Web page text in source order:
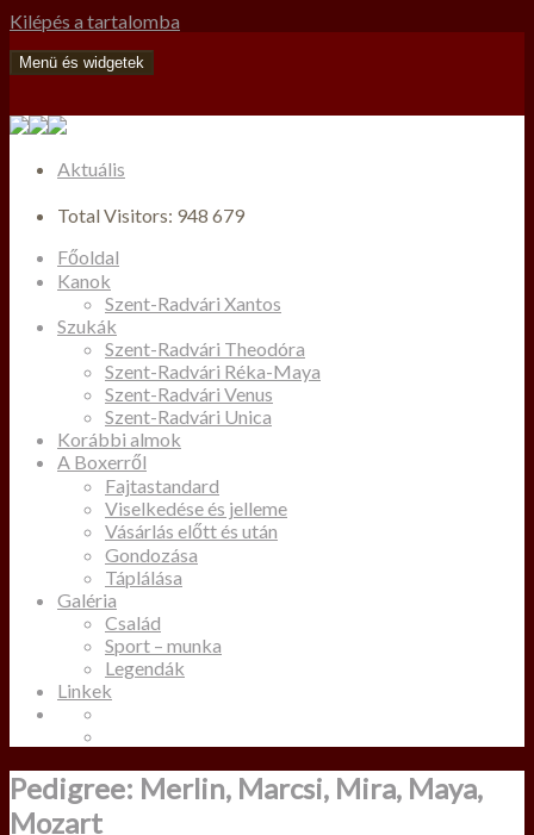
Kilépés a tartalomba
Menü és widgetek
Aktuális
Total Visitors: 948 679
Főoldal
Kanok
Szent-Radvári Xantos
Szukák
Szent-Radvári Theodóra
Szent-Radvári Réka-Maya
Szent-Radvári Venus
Szent-Radvári Unica
Korábbi almok
A Boxerről
Fajtastandard
Viselkedése és jelleme
Vásárlás előtt és után
Gondozása
Táplálása
Galéria
Család
Sport – munka
Legendák
Linkek
Pedigree: Merlin, Marcsi, Mira, Maya,
Mozart